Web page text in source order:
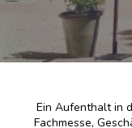
Ein Aufenthalt in
Fachmesse,